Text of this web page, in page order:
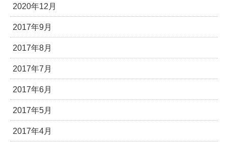
2020年12月
2017年9月
2017年8月
2017年7月
2017年6月
2017年5月
2017年4月